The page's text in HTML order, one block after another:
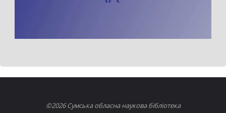
©2026 Сумська обласна наукова бібліотека